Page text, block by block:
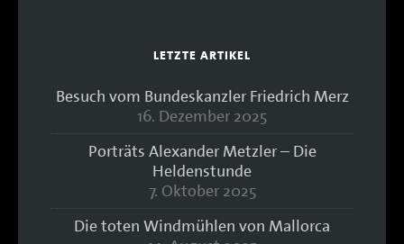
LETZTE ARTIKEL
Besuch vom Bundeskanzler Friedrich Merz
16. Dezember 2025
Porträts Alexander Metzler – Die
Heldenstunde
7. Oktober 2025
Die toten Windmühlen von Mallorca